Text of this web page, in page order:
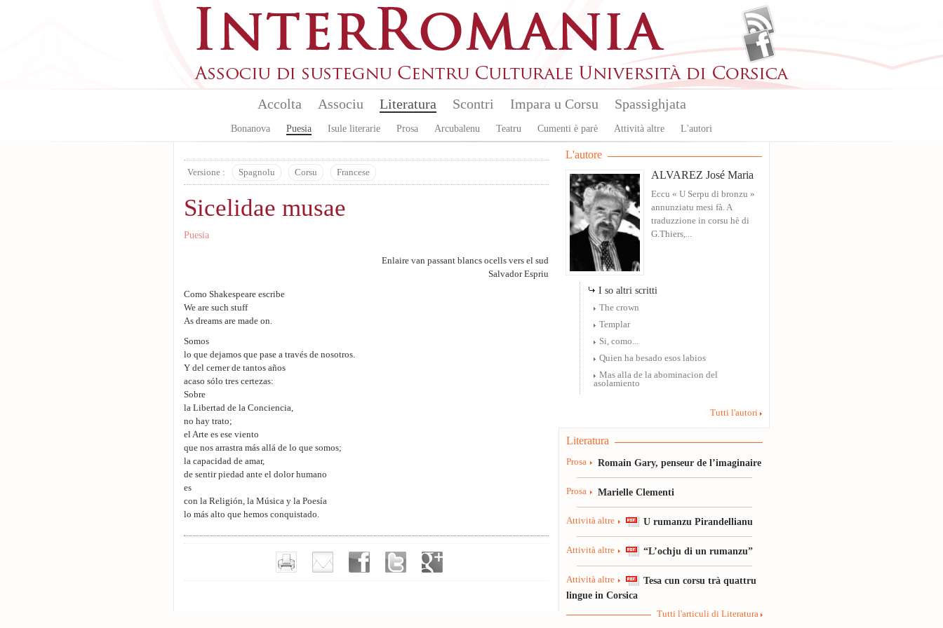
Accolta Associu Literatura
Bonanova Puesia Isule literarie Prosa Arcubalenu Teatru Cumenti è parè Attività altre L'autori
Scontri Impara u Corsu Spassighjata
Versione : Spagnolu Corsu Francese
Sicelidae musae
Puesia
Enlaire van passant blancs ocells vers el sud
Salvador Espriu
Como Shakespeare escribe
We are such stuff
As dreams are made on.
Somos
lo que dejamos que pase a través de nosotros.
Y del cerner de tantos años
acaso sólo tres certezas:
Sobre
la Libertad de la Conciencia,
no hay trato;
el Arte es ese viento
que nos arrastra más allá de lo que somos;
la capacidad de amar,
de sentir piedad ante el dolor humano
es
con la Religión, la Música y la Poesía
lo más alto que hemos conquistado.
L'autore
ALVAREZ José Maria
Eccu « U Serpu di bronzu »
annunziatu mesi fà. A
traduzzione in corsu hè di
G.Thiers,...
I so altri scritti
The crown
Templar
Si, como...
Quien ha besado esos labios
Mas alla de la abominacion del
asolamiento
Tutti l'autori
Literatura
Prosa Romain Gary, penseur de l’imaginaire
Prosa Marielle Clementi
Attività altre U rumanzu Pirandellianu
Attività altre “L’ochju di un rumanzu”
Attività altre
Tesa cun corsu trà quattru
lingue in Corsica
Tutti l'articuli di Literatura